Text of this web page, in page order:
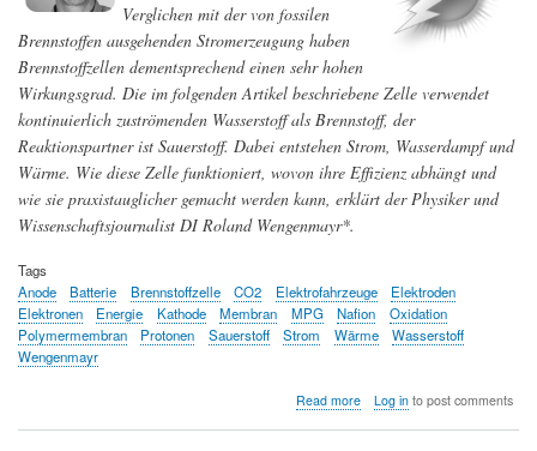
Lösung
Wasserkraft
in
Bergregionen
Verglichen mit der von fossilen
Brennstoffen ausgehenden Stromerzeugung haben
Brennstoffzellen dementsprechend einen sehr hohen
Wirkungsgrad. Die im folgenden Artikel beschriebene Zelle verwendet
kontinuierlich zuströmenden Wasserstoff als Brennstoff, der
Reaktionspartner ist Sauerstoff. Dabei entstehen Strom, Wasserdampf und
Wärme. Wie diese Zelle funktioniert, wovon ihre Effizienz abhängt und
wie sie praxistauglicher gemacht werden kann, erklärt der Physiker und
Wissenschaftsjournalist DI Roland Wengenmayr*.
Tags
Anode
Batterie Brennstoffzelle CO2 Elektrofahrzeuge
Elektroden
Elektronen
Energie Kathode Membran MPG Nafion
Oxidation
Polymermembran
Protonen Sauerstoff Strom Wärme
Wasserstoff
Wengenmayr
Read moreabout
Log into post comments